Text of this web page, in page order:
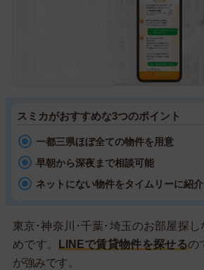
スミカがおすすめな3つのポイント
一都三県ほぼ全ての物件を用意
早朝から深夜まで相談可能
ネットにない物件をタイムリーに紹介
東京･神奈川･千葉･埼玉のお部屋探し
めです。
LINEで賃貸物件を探せるの
が強みです。